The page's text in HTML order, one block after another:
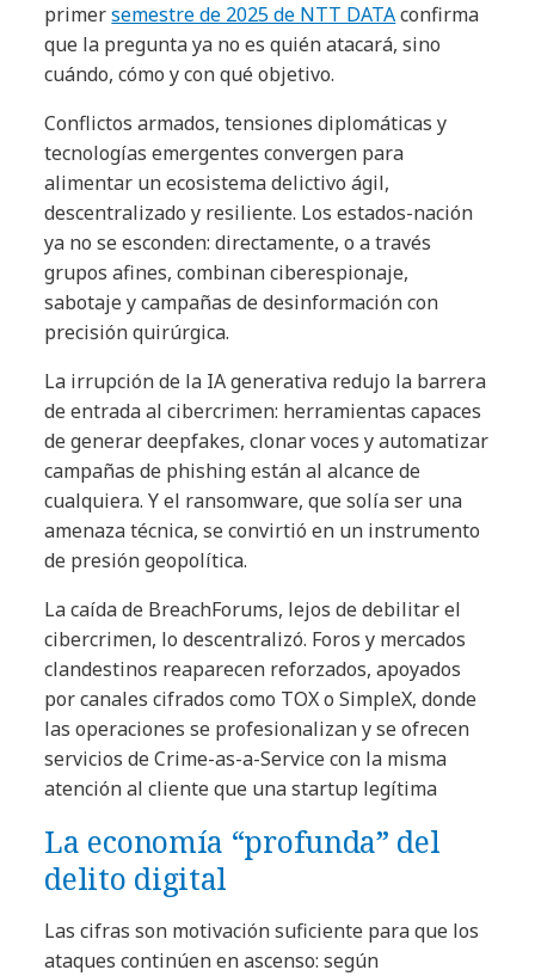
primersemestre de 2025 de NTT DATAconfirma
que la pregunta ya no es quién atacará, sino
cuándo, cómo y con qué objetivo.
Conflictos armados, tensiones diplomáticas y
tecnologías emergentes convergen para
alimentar un ecosistema delictivo ágil,
descentralizado y resiliente. Los estados-nación
ya no se esconden: directamente, o a través
grupos afines, combinan ciberespionaje,
sabotaje y campañas de desinformación con
precisión quirúrgica.
La irrupción de la IA generativa redujo la barrera
de entrada al cibercrimen: herramientas capaces
de generar deepfakes, clonar voces y automatizar
campañas de phishing están al alcance de
cualquiera. Y el ransomware, que solía ser una
amenaza técnica, se convirtió en un instrumento
de presión geopolítica.
La caída de BreachForums, lejos de debilitar el
cibercrimen, lo descentralizó. Foros y mercados
clandestinos reaparecen reforzados, apoyados
por canales cifrados como TOX o SimpleX, donde
las operaciones se profesionalizan y se ofrecen
servicios de Crime-as-a-Service con la misma
atención al cliente que una startup legítima
La economía “profunda” del
delito digital
Las cifras son motivación suficiente para que los
ataques continúen en ascenso: según